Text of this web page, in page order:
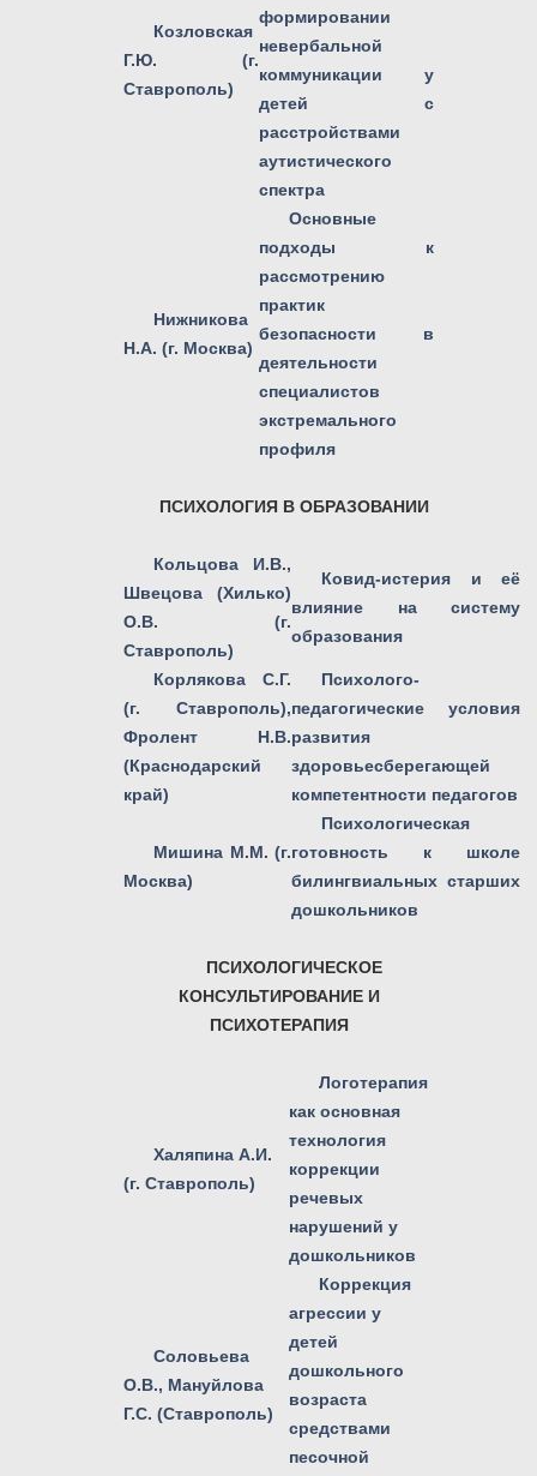
Козловская
Г.Ю. (г.
Ставрополь)
формировании
невербальной
коммуникации у
детей с
расстройствами
аутистического
спектра
Нижникова
Н.А. (г. Москва)
Основные
подходы к
рассмотрению
практик
безопасности в
деятельности
специалистов
экстремального
профиля
ПСИХОЛОГИЯ В ОБРАЗОВАНИИ
Кольцова И.В.,
Швецова (Хилько)
О.В. (г.
Ставрополь)
Ковид-истерия и её
влияние на систему
образования
Корлякова С.Г.
(г. Ставрополь),
Фролент Н.В.
(Краснодарский
край)
Психолого-
педагогические условия
развития
здоровьесберегающей
компетентности педагогов
Мишина М.М. (г.
Москва)
Психологическая
готовность к школе
билингвиальных старших
дошкольников
ПСИХОЛОГИЧЕСКОЕ
КОНСУЛЬТИРОВАНИЕ И
ПСИХОТЕРАПИЯ
Халяпина А.И.
(г. Ставрополь)
Логотерапия
как основная
технология
коррекции
речевых
нарушений у
дошкольников
Соловьева
О.В., Мануйлова
Г.С. (Ставрополь)
Коррекция
агрессии у
детей
дошкольного
возраста
средствами
песочной